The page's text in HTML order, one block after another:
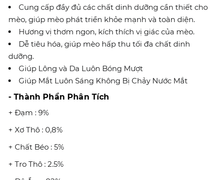
Cung cấp đầy đủ các chất dinh dưỡng cần thiết cho
mèo, giúp mèo phát triển khỏe mạnh và toàn diện.
Hương vị thơm ngon, kích thích vị giác của mèo.
Dễ tiêu hóa, giúp mèo hấp thu tối đa chất dinh
dưỡng.
Giúp Lông và Da Luôn Bóng Mượt
Giúp Mắt Luôn Sáng Không Bị Chảy Nước Mắt
- Thành Phần Phân Tích
+ Đạm : 9%
+ Xơ Thô : 0,8%
+ Chất Béo : 5%
+ Tro Thô : 2.5%